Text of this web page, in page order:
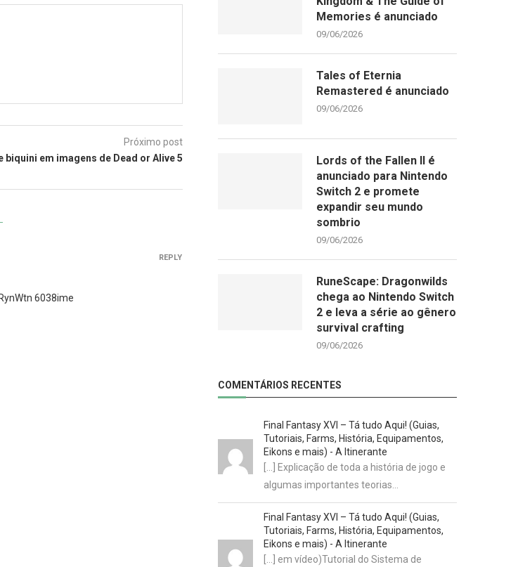
Próximo post
biquini em imagens de Dead or Alive 5
6038ime
REPLY
Memories é anunciado
09/06/2026
Tales of Eternia
Remastered é anunciado
09/06/2026
Lords of the Fallen II é
anunciado para Nintendo
Switch 2 e promete
expandir seu mundo
sombrio
09/06/2026
RuneScape: Dragonwilds
chega ao Nintendo Switch
2 e leva a série ao gênero
survival crafting
09/06/2026
COMENTÁRIOS RECENTES
Final Fantasy XVI – Tá tudo Aqui! (Guias,
Tutoriais, Farms, História, Equipamentos,
Eikons e mais) - A Itinerante
[…] Explicação de toda a história de jogo e
algumas importantes teorias…
Final Fantasy XVI – Tá tudo Aqui! (Guias,
Tutoriais, Farms, História, Equipamentos,
Eikons e mais) - A Itinerante
[…] em vídeo)Tutorial do Sistema de